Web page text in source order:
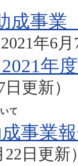
成事業
2021年6
年
日更新）
て
事業
22日更新